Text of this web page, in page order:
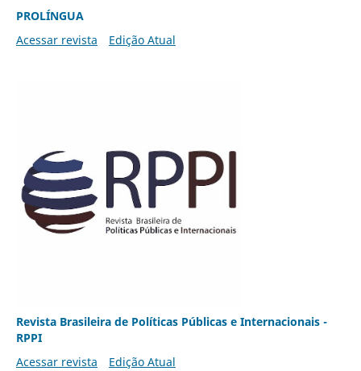
PROLÍNGUA
Acessar revista
Edição Atual
Revista Brasileira de Políticas Públicas e Internacionais -
RPPI
Acessar revista
Edição Atual